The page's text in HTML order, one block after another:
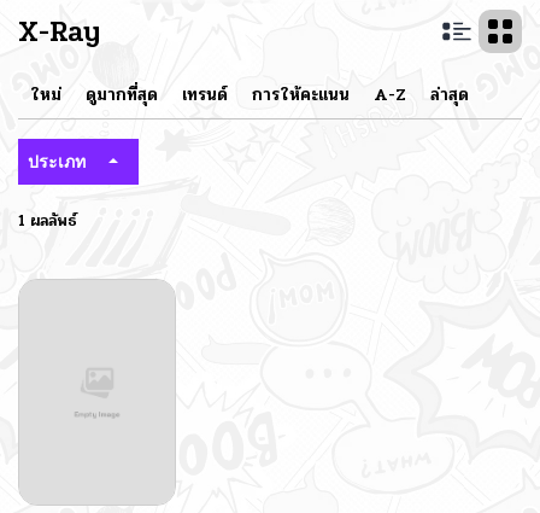
X-Ray
ใหม่ ดูมากที่สุด เทรนด์ การให้คะแนน A-Z ล่าสุด
ประเภท
1 ผลลัพธ์